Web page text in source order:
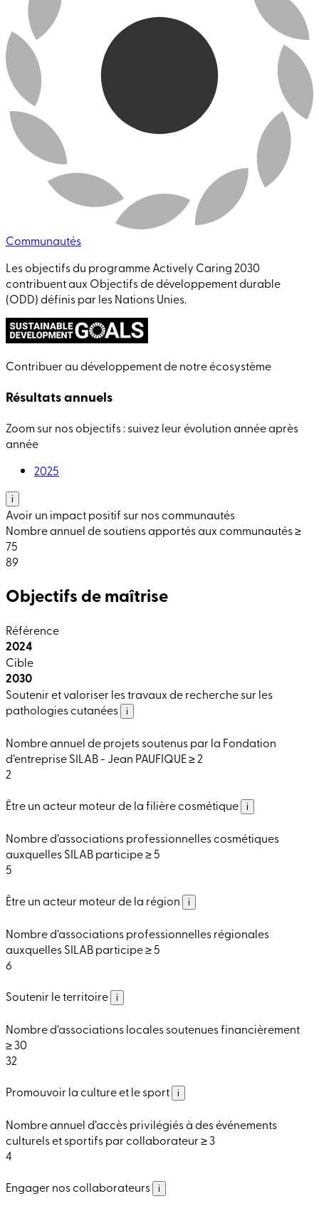
Communautés
Les objectifs du programme Actively Caring 2030
contribuent aux Objectifs de développement durable
(ODD) définis par les Nations Unies.
Contribuer au développement de notre écosystème
Résultats annuels
Zoom sur nos objectifs : suivez leur évolution année après
année
2025
i
Avoir un impact positif sur nos communautés
Nombre annuel de soutiens apportés aux communautés ≥
75
89
Objectifs de maîtrise
Référence
2024
Cible
2030
Soutenir et valoriser les travaux de recherche sur les
pathologies cutanées
i
Nombre annuel de projets soutenus par la Fondation
d’entreprise SILAB - Jean PAUFIQUE ≥ 2
2
Être un acteur moteur de la filière cosmétique
i
Nombre d’associations professionnelles cosmétiques
auxquelles SILAB participe ≥ 5
5
Être un acteur moteur de la région
i
Nombre d’associations professionnelles régionales
auxquelles SILAB participe ≥ 5
6
Soutenir le territoire
i
Nombre d’associations locales soutenues financièrement​
≥ 30
32
Promouvoir la culture et le sport
i
Nombre annuel d’accès privilégiés à des événements
culturels et sportifs par collaborateur ≥ 3
4
Engager nos collaborateurs
i